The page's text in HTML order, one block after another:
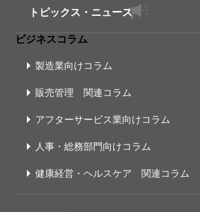
トピックス・ニュース
ビジネスコラム
製造業向けコラム
販売管理 関連コラム
アフターサービス業向けコラム
人事・総務部門向けコラム
健康経営・ヘルスケア 関連コラム